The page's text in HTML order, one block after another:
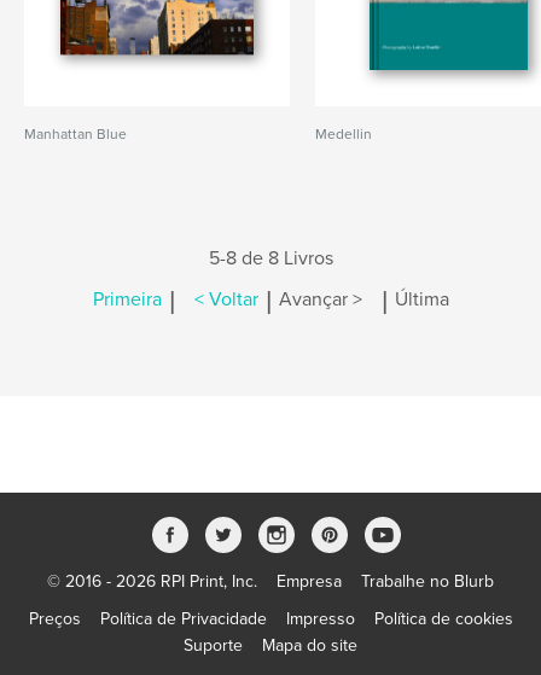
Manhattan Blue Medellin
5-8 de 8 Livros
Primeira | < Voltar | Avançar > | Última
© 2016 - 2026 RPI Print, Inc. Empresa
Trabalhe no Blurb
Preços
Política de Privacidade Impresso
Política de cookies
Suporte
Mapa do site